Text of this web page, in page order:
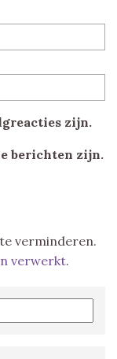
zijn.
berichten zijn.
verminderen.
verwerkt.